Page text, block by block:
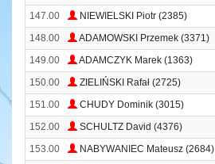
147.00
NIEWIELSKI Piotr (2385)
148.00 ADAMOWSKI Przemek (3371)
149.00
ADAMCZYK Marek (1363)
150.00
ZIELIŃSKI Rafał (2725)
151.00
CHUDY Dominik (3015)
152.00
SCHULTZ David (4376)
153.00
NABYWANIEC Mateusz (2684)